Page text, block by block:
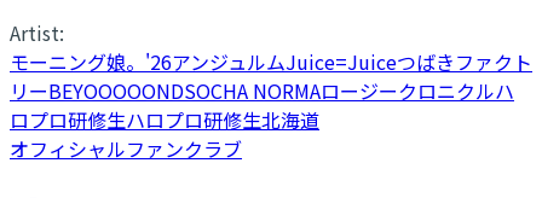
Artist:
モーニング娘。'26アンジュルムJuice=Juiceつばきファクト
リーBEYOOOOONDSOCHA NORMAロージークロニクルハ
ロプロ研修生ハロプロ研修生北海道
オフィシャルファンクラブ